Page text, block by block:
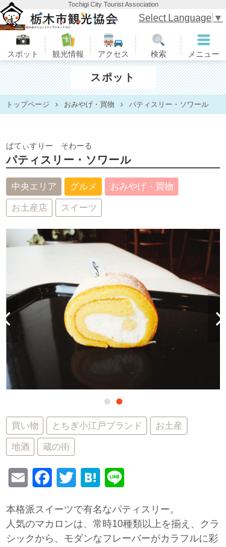
Tochigi City Tourist Association
栃木市観光協会
スポット 観光情報 アクセス 検索 メニュー
Select Language ▼
スポット
トップページ おみやげ・買物 パティスリー・ソワール
ぱてぃすりー そわーる
パティスリー・ソワール
中央エリア グルメ おみやげ・買物
お土産店 スイーツ
買い物 とちぎ小江戸ブランド お土産
地酒 蔵の街
E
ail
F
c
e
T
tt
er
H
e
n
e
本格派スイーツで有名なパティスリー。
人気のマカロンは、常時10種類以上を揃え、クラ
シックから、モダンなフレーバーがカラフルに彩